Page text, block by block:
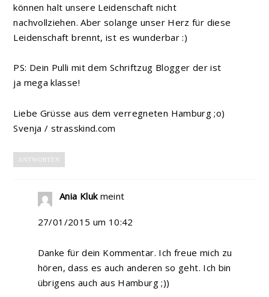
können halt unsere Leidenschaft nicht
nachvollziehen. Aber solange unser Herz für diese
Leidenschaft brennt, ist es wunderbar :)
PS: Dein Pulli mit dem Schriftzug Blogger der ist
ja mega klasse!
Liebe Grüsse aus dem verregneten Hamburg ;o)
Svenja / strasskind.com
ANTWORTEN
Ania Kluk meint
27/01/2015 um 10:42
Danke für dein Kommentar. Ich freue mich zu
hören, dass es auch anderen so geht. Ich bin
übrigens auch aus Hamburg ;))